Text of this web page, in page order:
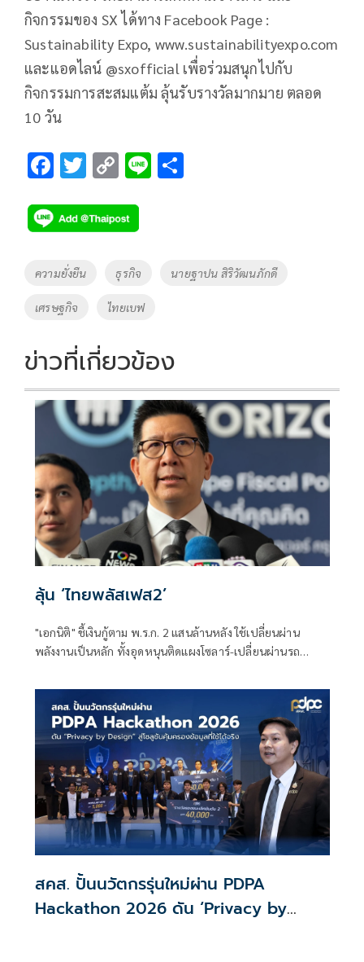
กิจกรรมของ SX ได้ทาง Facebook Page :
Sustainability Expo, www.sustainabilityexpo.com
และแอดไลน์ @sxofficial เพื่อร่วมสนุกไปกับ
กิจกรรมการสะสมแต้ม ลุ้นรับรางวัลมากมาย ตลอด
10 วัน
F
e
b
o
o
k
T
tt
er
C
p
y
Li
k
Li
Tags
ความยั่งยืน ธุรกิจ นายฐาปน สิริวัฒนภักดี
เศรษฐกิจ ไทยเบฟ
ข่าวที่เกี่ยวข้อง
ลุ้น ‘ไทยพลัสเฟส2’
"เอกนิติ" ชี้เงินกู้ตาม พ.ร.ก. 2 แสนล้านหลัง ใช้เปลี่ยนผ่าน
พลังงานเป็นหลัก ทั้งอุดหนุนติดแผงโซลาร์-เปลี่ยนผ่านรถ
พร้อมให้ใช้กับไทยเที่ยวไทยพลัส ส่วนไทยช่วยไทยพลัส เฟส 2
รอประเมินความเหมาะสม นายกฯ เผยจะพยายาม
สคส. ปั้นนวัตกรรุ่นใหม่ผ่าน PDPA
Hackathon 2026 ดัน ‘Privacy by